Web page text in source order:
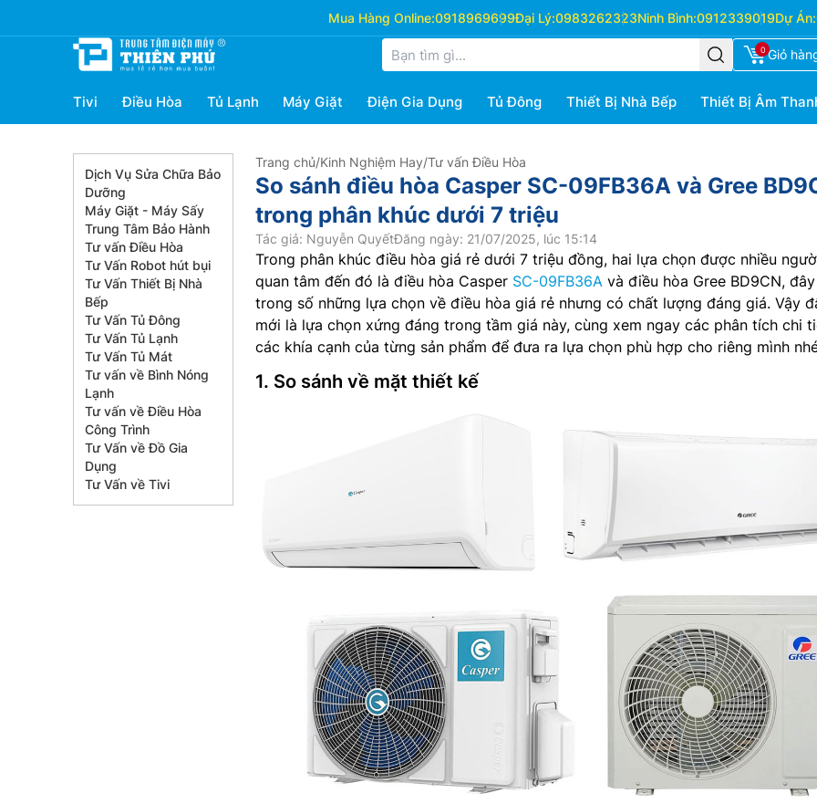
Mua Hàng Online:0918969699Đại Lý:0983262323Ninh Bình:0912339019Dự Án:
0 Giỏ
Tivi Điều Hòa Tủ Lạnh Máy Giặt Điện Gia Dụng Tủ Đông Thiết Bị Nhà Bếp Thiết Bị Âm
Dịch Vụ Sửa Chữa Bảo
Dưỡng
Máy Giặt - Máy Sấy
Trung Tâm Bảo Hành
Tư vấn Điều Hòa
Tư Vấn Robot hút bụi
Tư Vấn Thiết Bị Nhà
Bếp
Tư Vấn Tủ Đông
Tư Vấn Tủ Lạnh
Tư Vấn Tủ Mát
Tư vấn về Bình Nóng
Lạnh
Tư vấn về Điều Hòa
Công Trình
Tư Vấn về Đồ Gia
Dụng
Tư Vấn về Tivi
Trang chủ/Kinh Nghiệm Hay/Tư vấn Điều Hòa
So sánh điều hòa Casper SC-09FB36A và Gree
trong phân khúc dưới 7 triệu
Tác giả: Nguyễn QuyếtĐăng ngày: 21/07/2025, lúc 15:14
Trong phân khúc điều hòa giá rẻ dưới 7 triệu đồng, hai lựa chọn được nhiều
quan tâm đến đó là điều hòa Casper SC-09FB36A và điều hòa Gree BD9CN,
trong số những lựa chọn về điều hòa giá rẻ nhưng có chất lượng đáng giá. Vậy
mới là lựa chọn xứng đáng trong tầm giá này, cùng xem ngay các phân tích chi
các khía cạnh của từng sản phẩm để đưa ra lựa chọn phù hợp cho riêng mình
1. So sánh về mặt thiết kế